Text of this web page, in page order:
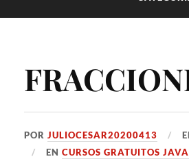
PORJULIOCESAR20200413
ENCURSOS GRATUITOS JAVA